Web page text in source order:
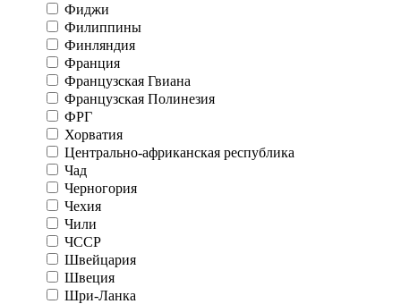
Фиджи
Филиппины
Финляндия
Франция
Французская Гвиана
Французская Полинезия
ФРГ
Хорватия
Центрально-африканская республика
Чад
Черногория
Чехия
Чили
ЧССР
Швейцария
Швеция
Шри-Ланка